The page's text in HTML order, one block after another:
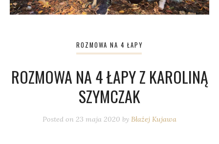
ROZMOWA NA 4 ŁAPY
ROZMOWA NA 4 ŁAPY Z KAROLINĄ
SZYMCZAK
Posted on 23 maja 2020 by Błażej Kujawa